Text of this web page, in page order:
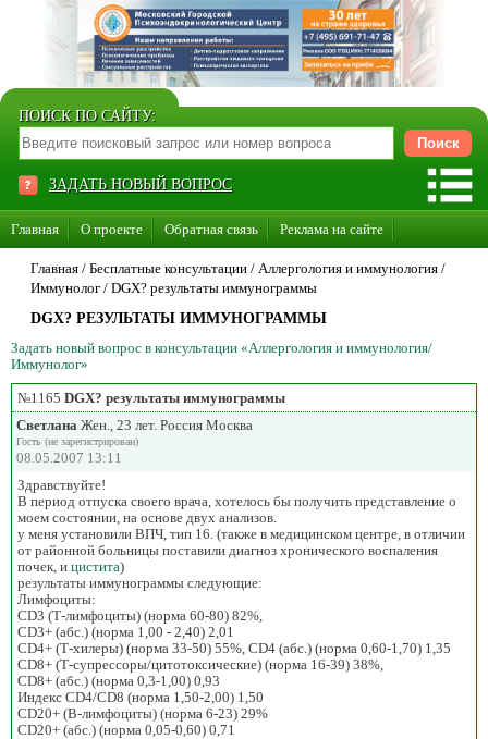
ПОИСК ПО САЙТУ:
ЗАДАТЬ НОВЫЙ ВОПРОС
Главная О проекте Обратная связь Реклама на сайте
Стать консультантом нашего сайта
Главная / Бесплатные консультации / Аллергология и иммунология /
Иммунолог / DGX? результаты иммунограммы
DGX? РЕЗУЛЬТАТЫ ИММУНОГРАММЫ
Задать новый вопрос в консультации «Аллергология и иммунология/
Иммунолог»
№1165 DGX? результаты иммунограммы
Светлана Жен., 23 лет. Россия Москва
Гость (не зарегистрирован)
08.05.2007 13:11
Здравствуйте!
В период отпуска своего врача, хотелось бы получить представление о
моем состоянии, на основе двух анализов.
у меня установили ВПЧ, тип 16. (также в медицинском центре, в отличии
от районной больницы поставили диагноз хронического воспаления
почек, и цистита)
результаты иммунограммы следующие:
Лимфоциты:
CD3 (Т-лимфоциты) (норма 60-80) 82%,
CD3+ (абс.) (норма 1,00 - 2,40) 2,01
CD4+ (Т-хилеры) (норма 33-50) 55%, CD4 (абс.) (норма 0,60-1,70) 1,35
CD8+ (Т-супрессоры/цитотоксические) (норма 16-39) 38%,
СD8+ (абс.) (норма 0,3-1,00) 0,93
Индекс CD4/CD8 (норма 1,50-2,00) 1,50
CD20+ (В-лимфоциты) (норма 6-23) 29%
CD20+ (абс.) (норма 0,05-0,60) 0,71